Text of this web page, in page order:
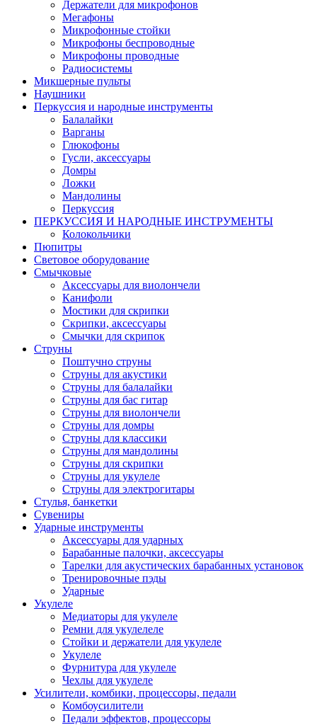
Держатели для микрофонов
Мегафоны
Микрофонные стойки
Микрофоны беспроводные
Микрофоны проводные
Радиосистемы
Микшерные пульты
Наушники
Перкуссия и народные инструменты
Балалайки
Варганы
Глюкофоны
Гусли, аксессуары
Домры
Ложки
Мандолины
Перкуссия
ПЕРКУССИЯ И НАРОДНЫЕ ИНСТРУМЕНТЫ
Колокольчики
Пюпитры
Световое оборудование
Смычковые
Аксессуары для виолончели
Канифоли
Мостики для скрипки
Скрипки, аксессуары
Смычки для скрипок
Струны
Поштучно струны
Струны для акустики
Струны для балалайки
Струны для бас гитар
Струны для виолончели
Струны для домры
Струны для классики
Струны для мандолины
Струны для скрипки
Струны для укулеле
Струны для электрогитары
Стулья, банкетки
Сувениры
Ударные инструменты
Аксессуары для ударных
Барабанные палочки, аксессуары
Тарелки для акустических барабанных установок
Тренировочные пэды
Ударные
Укулеле
Медиаторы для укулеле
Ремни для укулелеле
Стойки и держатели для укулеле
Укулеле
Фурнитура для укулеле
Чехлы для укулеле
Усилители, комбики, процессоры, педали
Комбоусилители
Педали эффектов, процессоры